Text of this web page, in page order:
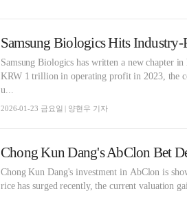
Samsung Biologics has written a new chapter
KRW 1 trillion in operating profit in 2023, the
u...
2026-01-23 금요일 | 양현우 기자
Chong Kun Dang's AbClon Bet
Chong Kun Dang's investment in AbClon is
rice has surged recently, the current valuation